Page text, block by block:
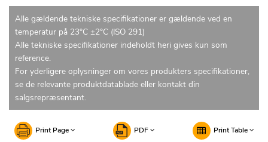
Alle gældende tekniske specifikationer er gældende ved en
temperatur på 23°C ±2°C (ISO 291)
Alle tekniske specifikationer indeholdt heri gives kun som
reference.
For yderligere oplysninger om vores produkters specifikationer,
se de relevante produktdatablade eller kontakt din
salgsrepræsentant.
Print Page PDF Print Table